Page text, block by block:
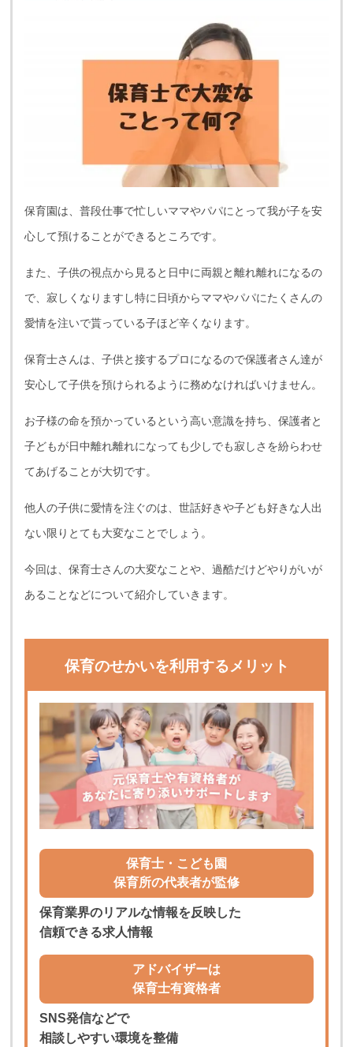
保育園は、普段仕事で忙しいママやパパにとって我が子を安
心して預けることができるところです。
また、子供の視点から見ると日中に両親と離れ離れになるの
で、寂しくなりますし特に日頃からママやパパにたくさんの
愛情を注いで貰っている子ほど辛くなります。
保育士さんは、子供と接するプロになるので保護者さん達が
安心して子供を預けられるように務めなければいけません。
お子様の命を預かっているという高い意識を持ち、保護者と
子どもが日中離れ離れになっても少しでも寂しさを紛らわせ
てあげることが大切です。
他人の子供に愛情を注ぐのは、世話好きや子ども好きな人出
ない限りとても大変なことでしょう。
今回は、保育士さんの大変なことや、過酷だけどやりがいが
あることなどについて紹介していきます。
保育のせかいを利用するメリット
保育士・こども園
保育所の代表者が監修
保育業界のリアルな情報を反映した
信頼できる求人情報
アドバイザーは
保育士有資格者
SNS発信などで
相談しやすい環境を整備